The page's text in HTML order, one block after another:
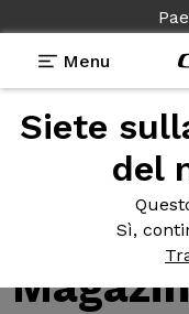
Menu
Siete
del
Sì,
Test della
Nuovo
da